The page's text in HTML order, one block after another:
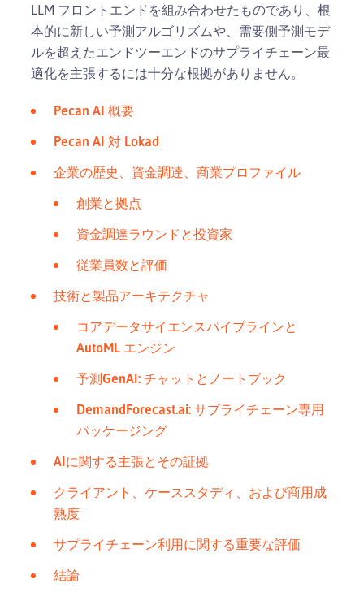
LLM フロントエンドを組み合わせたものであり、根
本的に新しい予測アルゴリズムや、需要側予測モデ
ルを超えたエンドツーエンドのサプライチェーン最
適化を主張するには十分な根拠がありません。
Pecan AI 概要
Pecan AI 対 Lokad
企業の歴史、資金調達、商業プロファイル
創業と拠点
資金調達ラウンドと投資家
従業員数と評価
技術と製品アーキテクチャ
コアデータサイエンスパイプラインと
AutoML エンジン
予測GenAI: チャットとノートブック
DemandForecast.ai: サプライチェーン専用
パッケージング
AIに関する主張とその証拠
クライアント、ケーススタディ、および商用成
熟度
サプライチェーン利用に関する重要な評価
結論